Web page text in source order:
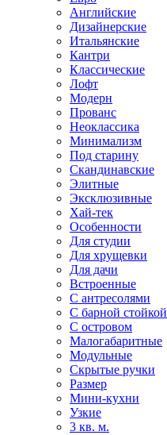
Английские
Дизайнерские
Итальянские
Кантри
Классические
Лофт
Модерн
Прованс
Неоклассика
Минимализм
Под старину
Скандинавские
Элитные
Эксклюзивные
Хай-тек
Особенности
Для студии
Для хрущевки
Для дачи
Встроенные
С антресолями
С барной стойкой
С островом
Малогабаритные
Модульные
Скрытые ручки
Размер
Мини-кухни
Узкие
3 кв. м.